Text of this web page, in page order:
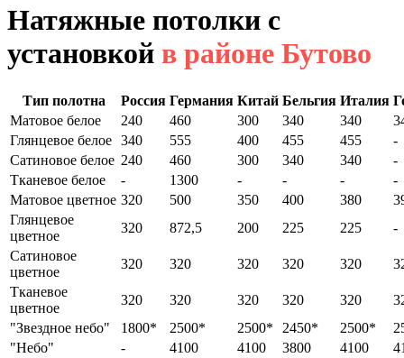
Натяжные потолки с
установкой в районе Бутово
Тип полотна Россия Германия Китай Бельгия Италия
Матовое белое
240 460 300 340 340
Глянцевое белое 340 555 400 455 455
-
Сатиновое белое 240 460 300 340 340
-
Тканевое белое
- 1300 - - -
-
Матовое цветное 320 500 350 400 380
Глянцевое
цветное
320 872,5 200 225 225
-
Сатиновое
цветное
320 320 320 320 320
Тканевое
цветное
320 320 320 320 320
"Звездное небо"
1800* 2500* 2500* 2450* 2500*
"Небо"
- 4100 4100 3800 4100